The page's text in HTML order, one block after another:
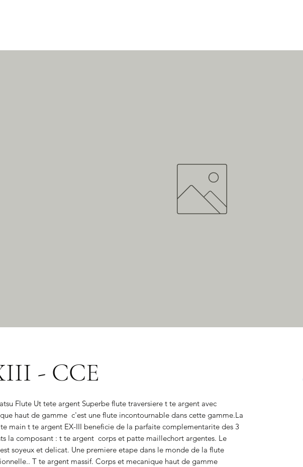
- CCE
Flute Ut tete argent Superbe flute traversiere t te argent avec
haut de gamme  c'est une flute incontournable dans cette gamme.La
main t te argent EX-III beneficie de la parfaite complementarite des 3
la composant : t te argent  corps et patte maillechort argentes. Le
soyeux et delicat. Une premiere etape dans le monde de la flute
T te argent massif. Corps et mecanique haut de gamme